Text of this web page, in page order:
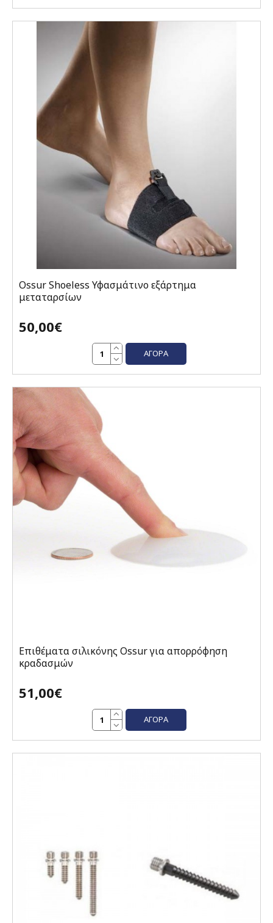
Ossur Shoeless Υφασμάτινο εξάρτημα
μεταταρσίων
50,00€
ΑΓΟΡΆ
Επιθέματα σιλικόνης Ossur για απορρόφηση
κραδασμών
51,00€
ΑΓΟΡΆ